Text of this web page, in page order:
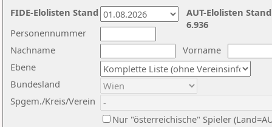
Nachname
Vorname
Ebene
Personennummer
Bundesland
Spgem./Kreis/Verein
Nur "österreichische" Spieler
AUT-Elolisten
6.936
FIDE-Elolisten Stand